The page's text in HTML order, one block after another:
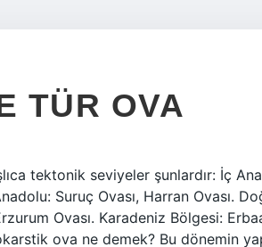
TÜR OVA
tektonik seviyeler şunlardır: İç
Suruç Ovası, Harran Ovası.
Ovası. Karadeniz Bölgesi:
ova ne demek? Bu dönemin